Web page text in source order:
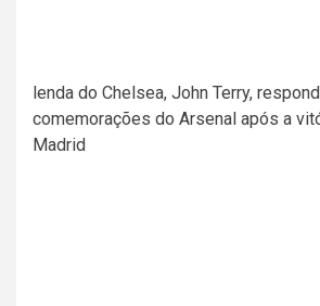
lenda do Chelsea, John Terry,
comemorações do Arsenal após a
Madrid